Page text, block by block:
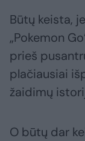
Būtų keista,
„Pokemon
prieš
plačiausiai
žaidimų
O būtų dar